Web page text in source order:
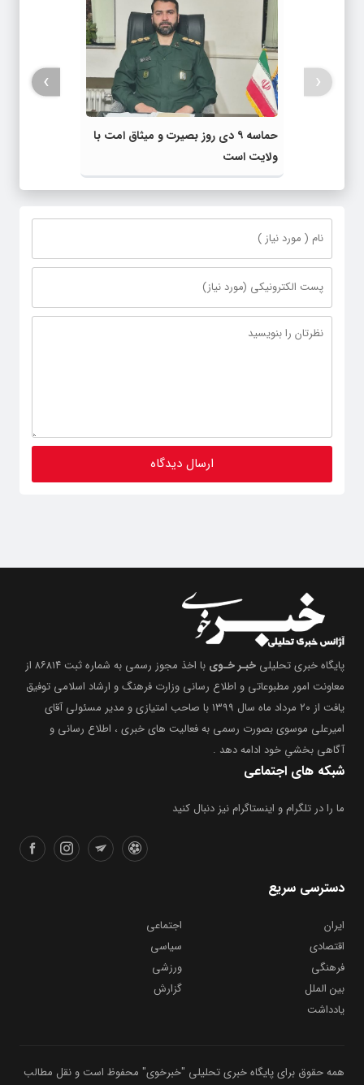
حماسه ۹ دی روز بصیرت و میثاق امت با
ولایت است
‹
›
پایگاه خبری تحلیلی خبـر خـوی
با اخذ مجوز رسمی به شماره ثبت ۸۶۸۱۴ از
معاونت امور مطبوعاتی و اطلاع رسانی وزارت فرهنگ و ارشاد اسلامی توفیق
یافت از ۲۰ مرداد ماه سال ۱۳۹۹ با صاحب امتیازی و مدیر مسئولی آقای
امیرعلی موسوی بصورت رسمی به فعالیت های خبری ، اطلاع رسانی و
آگاهی بخشیِ خود ادامه دهد .
شبکه های اجتماعی
ما را در تلگرام و اینستاگرام نیز دنبال کنید
دسترسی سریع
ایران
اجتماعی
اقتصادی
سیاسی
فرهنگی
ورزشی
بین الملل
گزارش
یادداشت
همه حقوق برای پایگاه خبری تحلیلی "خبرخوی" محفوظ است و نقل مطالب